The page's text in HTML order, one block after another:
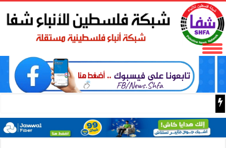
نادي الأسير: الاحتلال يعتقل ويحقق ميدانياً مع أكثر من (60) مواطناً من مخيم قلنديا